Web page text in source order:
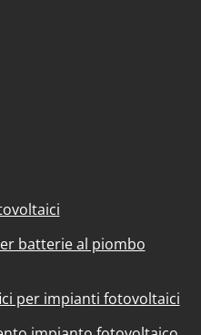
batterie al piombo
per impianti fotovoltaici